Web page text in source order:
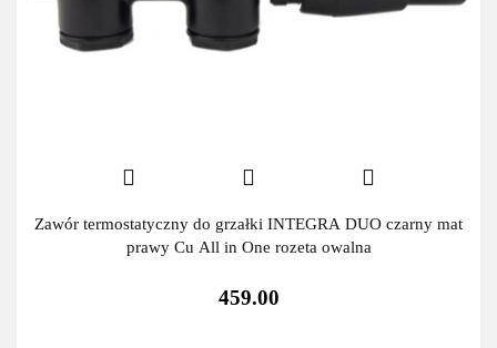
Zawór termostatyczny do grzałki INTEGRA DUO czarny mat
prawy Cu All in One rozeta owalna
459.00